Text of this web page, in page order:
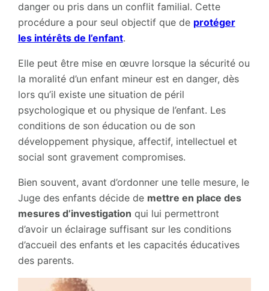
danger ou pris dans un conflit familial. Cette
procédure a pour seul objectif que de protéger
les intérêts de l’enfant.
Elle peut être mise en œuvre lorsque la sécurité ou
la moralité d’un enfant mineur est en danger, dès
lors qu’il existe une situation de péril
psychologique et ou physique de l’enfant. Les
conditions de son éducation ou de son
développement physique, affectif, intellectuel et
social sont gravement compromises.
Bien souvent, avant d’ordonner une telle mesure, le
Juge des enfants décide de mettre en place des
mesures d’investigation qui lui permettront
d’avoir un éclairage suffisant sur les conditions
d’accueil des enfants et les capacités éducatives
des parents.